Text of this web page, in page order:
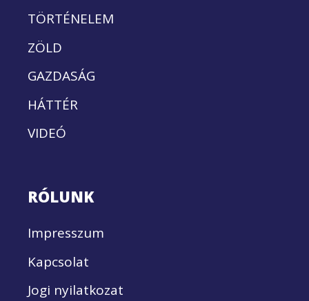
TÖRTÉNELEM
ZÖLD
GAZDASÁG
HÁTTÉR
VIDEÓ
RÓLUNK
Impresszum
Kapcsolat
Jogi nyilatkozat